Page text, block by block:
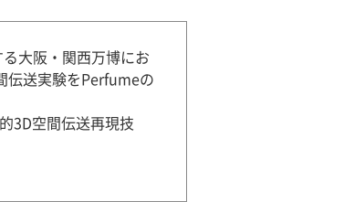
大阪・関西万博にお
伝送実験をPerfumeの
3D空間伝送再現技